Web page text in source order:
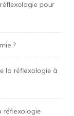
pour
?
la réflexologie à
réflexologie